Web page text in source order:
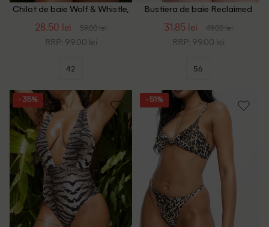
Chilot de baie Wolf & Whistle,
28.50 lei 59.00 lei
RRP: 99.00 lei
42
Bustiera de baie Reclaimed
31.85 lei 49.00 lei
RRP: 99.00 lei
56
- 35% - 51%